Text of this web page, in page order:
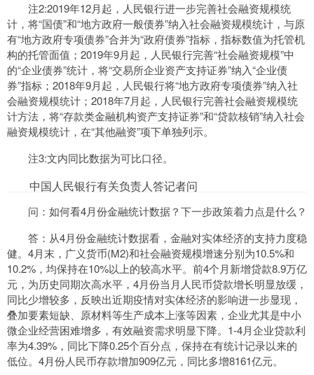
注2:2019年12月起，人民银行进一步完善社会融资规模统
计，将“国债”和“地方政府一般债券”纳入社会融资规模统计，与原
有“地方政府专项债券”合并为“政府债券”指标，指标数值为托管机
构的托管面值；2019年9月起，人民银行完善“社会融资规模”中
的“企业债券”统计，将“交易所企业资产支持证券”纳入“企业债
券”指标；2018年9月起，人民银行将“地方政府专项债券”纳入社
会融资规模统计；2018年7月起，人民银行完善社会融资规模统
计方法，将“存款类金融机构资产支持证券”和“贷款核销”纳入社会
融资规模统计，在“其他融资”项下单独列示。
注3:文内同比数据为可比口径。
中国人民银行有关负责人答记者问
问：如何看4月份金融统计数据？下一步政策着力点是什么？
答：从4月份金融统计数据看，金融对实体经济的支持力度稳
健。4月末，广义货币(M2)和社会融资规模增速分别为10.5%和
10.2%，均保持在10%以上的较高水平。前4个月新增贷款8.9万亿
元，为历史同期次高水平，4月份当月人民币贷款增长明显放缓，
同比少增较多，反映出近期疫情对实体经济的影响进一步显现，
叠加要素短缺、原材料等生产成本上涨等因素，企业尤其是中小
微企业经营困难增多，有效融资需求明显下降。1-4月企业贷款利
率为4.39%，同比下降0.25个百分点，保持在有统计记录以来的
低位。4月份人民币存款增加909亿元，同比多增8161亿元。